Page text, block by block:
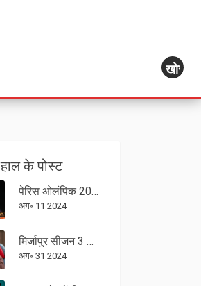
खोज
हाल के पोस्ट
पेरिस ओलंपिक 2024 समापन समारोह: तारीख, समय, और जानने योग्य सभी प्रमुख बातें
अग॰ 11 2024
मिर्जापुर सीजन 3 का बोनस एपिसोड: दिव्येंदु ने किया अघोषित धमाका
अग॰ 31 2024